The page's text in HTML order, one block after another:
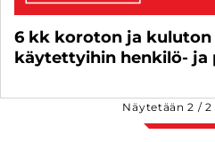
6 kk koroton ja kuluton
käytettyihin henkilö- ja
Näytetään2 /2